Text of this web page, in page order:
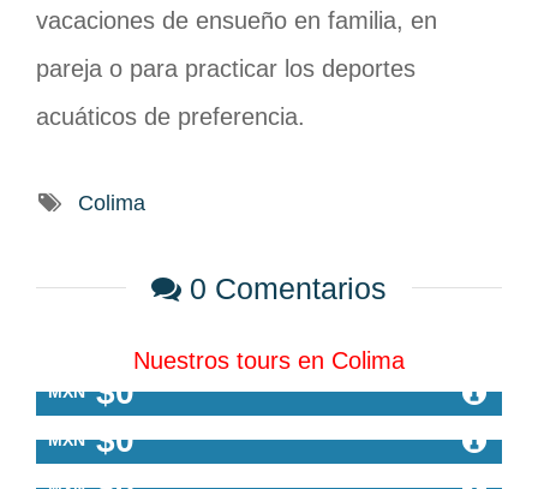
vacaciones de ensueño en familia, en
pareja o para practicar los deportes
acuáticos de preferencia.
Colima
0 Comentarios
Nuestros tours en Colima
Oferta Especial
Manzanillo en cuatrimoto
MXN $0
Tour de ciudad en Manzanillo
MXN $0